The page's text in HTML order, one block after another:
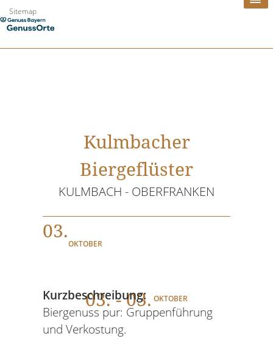
Zum
Inhalt
Sitemap
Kulmbacher
Biergeflüster
KULMBACH - OBERFRANKEN
03.
OKTOBER
03. - 03. OKTOBER
Kurzbeschreibung:
Biergenuss pur: Gruppenführung
und Verkostung.